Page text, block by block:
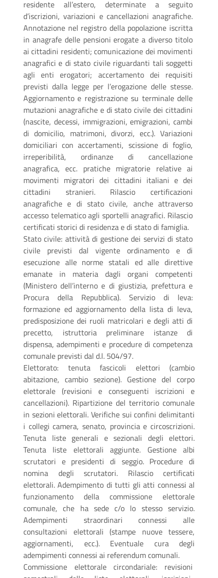
residente all’estero, determinate a seguito
d’iscrizioni, variazioni e cancellazioni anagrafiche.
Annotazione nel registro della popolazione iscritta
in anagrafe delle pensioni erogate a diverso titolo
ai cittadini residenti; comunicazione dei movimenti
anagrafici e di stato civile riguardanti tali soggetti
agli enti erogatori; accertamento dei requisiti
previsti dalla legge per l’erogazione delle stesse.
Aggiornamento e registrazione su terminale delle
mutazioni anagrafiche e di stato civile dei cittadini
(nascite, decessi, immigrazioni, emigrazioni, cambi
di domicilio, matrimoni, divorzi, ecc.). Variazioni
domiciliari con accertamenti, scissione di foglio,
irreperibilità, ordinanze di cancellazione
anagrafica, ecc. pratiche migratorie relative ai
movimenti migratori dei cittadini italiani e dei
cittadini stranieri. Rilascio certificazioni
anagrafiche e di stato civile, anche attraverso
accesso telematico agli sportelli anagrafici. Rilascio
certificati storici di residenza e di stato di famiglia.
Stato civile: attività di gestione dei servizi di stato
civile previsti dal vigente ordinamento e di
esecuzione alle norme statali ed alle direttive
emanate in materia dagli organi competenti
(Ministero dell’interno e di giustizia, prefettura e
Procura della Repubblica). Servizio di leva:
formazione ed aggiornamento della lista di leva,
predisposizione dei ruoli matricolari e degli atti di
precetto, istruttoria preliminare istanze di
dispensa, adempimenti e procedure di competenza
comunale previsti dal d.l. 504/97.
Elettorato: tenuta fascicoli elettori (cambio
abitazione, cambio sezione). Gestione del corpo
elettorale (revisioni e conseguenti iscrizioni e
cancellazioni). Ripartizione del territorio comunale
in sezioni elettorali. Verifiche sui confini delimitanti
i collegi camera, senato, provincia e circoscrizioni.
Tenuta liste generali e sezionali degli elettori.
Tenuta liste elettorali aggiunte. Gestione albi
scrutatori e presidenti di seggio. Procedure di
nomina degli scrutatori. Rilascio certificati
elettorali. Adempimento di tutti gli atti connessi al
funzionamento della commissione elettorale
comunale, che ha sede c/o lo stesso servizio.
Adempimenti straordinari connessi alle
consultazioni elettorali (stampe nuove tessere,
aggiornamenti, ecc.). Eventuale cura degli
adempimenti connessi ai referendum comunali.
Commissione elettorale circondariale: revisioni